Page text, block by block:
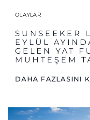
OLAYLAR
SUNSEEKER
EYLÜL
GELEN YAT
MUHTEŞEM
DAHA FAZLASINI